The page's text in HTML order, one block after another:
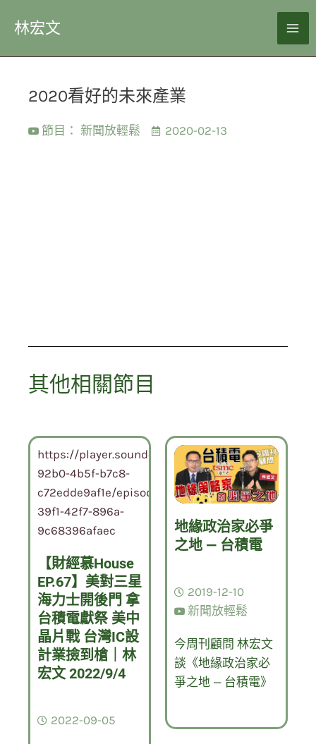
林宏文
2020看好的未來產業
節目： 新聞放輕鬆 2020-02-13
其他相關節目
https://player.soundon.fm/p/9aae7dba-
92b0-4b5f-b7c8-
c72edde9af1e/episodes/a9611872-
39f1-42f7-896a-
9c68396afaec
【財經慕House
EP.67】美對三星
海力士開後門 拿
台積電獻祭 美中
晶片戰 台灣IC設
計業撿到槍｜林
宏文 2022/9/4
2022-09-05
地緣政治家必爭
之地 — 台積電
2019-12-10
新聞放輕鬆
今周刊顧問 林宏文
談《地緣政治家必
爭之地 — 台積電》